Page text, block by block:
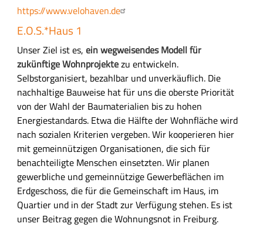
https://www.velohaven.de
E.O.S.*Haus 1
Unser Ziel ist es, ein wegweisendes Modell für
zukünftige Wohnprojektezu entwickeln.
Selbstorganisiert, bezahlbar und unverkäuflich. Die
nachhaltige Bauweise hat für uns die oberste Priorität
von der Wahl der Baumaterialien bis zu hohen
Energiestandards. Etwa die Hälfte der Wohnfläche wird
nach sozialen Kriterien vergeben. Wir kooperieren hier
mit gemeinnützigen Organisationen, die sich für
benachteiligte Menschen einsetzten. Wir planen
gewerbliche und gemeinnützige Gewerbeflächen im
Erdgeschoss, die für die Gemeinschaft im Haus, im
Quartier und in der Stadt zur Verfügung stehen. Es ist
unser Beitrag gegen die Wohnungsnot in Freiburg.